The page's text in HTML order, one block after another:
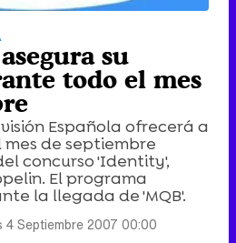
su
todo el mes
Española ofrecerá a
de septiembre
concurso 'Identity',
El programa
la llegada de 'MQB'.
4 Septiembre 2007 00:00